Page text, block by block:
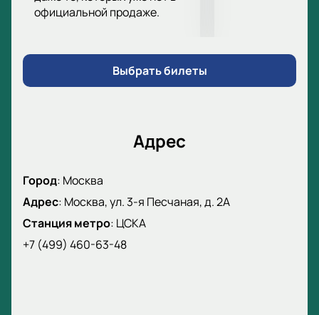
Билеты на матч ЦСКА — Балтика. Кубок
Купите билетычерез сайт.
Выберите место на схеме трибун.
Забронируйте билет онлайн или по телефону.
стандартная трибуна.
Стоимость указана на сайте.
официальной продаже.
Выбрать билеты
Адрес
Город: Москва
Адрес: Москва, ул. 3-я Песчаная, д. 2А
Станция метро: ЦСКА
+7 (499) 460-63-48